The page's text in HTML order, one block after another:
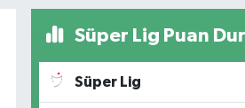
Süper Lig Puan
Süper Lig